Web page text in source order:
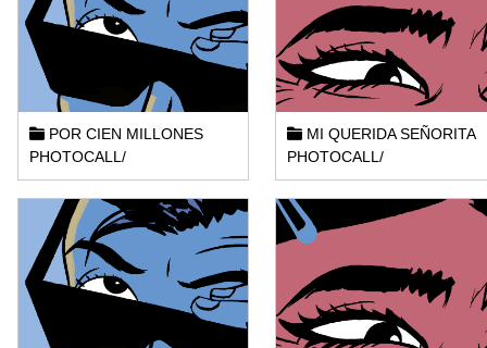
POR CIEN MILLONES
PHOTOCALL/
MI QUERIDA SEÑORITA
PHOTOCALL/